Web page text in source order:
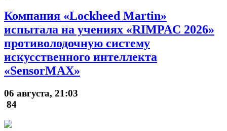
Компания «Lockheed Martin»
испытала на учениях «RIMPAC 2026»
противолодочную систему
искусственного интеллекта
«SensorMAX»
06 августа, 21:03
84